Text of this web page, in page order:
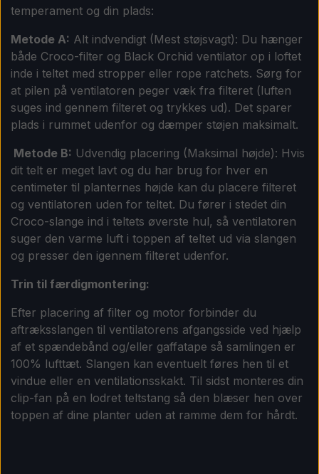
temperament og din plads:
Metode A: Alt indvendigt (Mest støjsvagt): Du hænger
både Croco-filter og Black Orchid ventilator op i loftet
inde i teltet med stropper eller rope ratchets. Sørg for
at pilen på ventilatoren peger væk fra filteret (luften
suges ind gennem filteret og trykkes ud). Det sparer
plads i rummet udenfor og dæmper støjen maksimalt.
Metode B: Udvendig placering (Maksimal højde): Hvis
dit telt er meget lavt og du har brug for hver en
centimeter til planternes højde kan du placere filteret
og ventilatoren uden for teltet. Du fører i stedet din
Croco-slange ind i teltets øverste hul, så ventilatoren
suger den varme luft i toppen af teltet ud via slangen
og presser den igennem filteret udenfor.
Trin til færdigmontering:
Efter placering af filter og motor forbinder du
aftræksslangen til ventilatorens afgangsside ved hjælp
af et spændebånd og/eller gaffatape så samlingen er
100% lufttæt. Slangen kan eventuelt føres hen til et
vindue eller en ventilationsskakt. Til sidst monteres din
clip-fan på en lodret teltstang så den blæser hen over
toppen af dine planter uden at ramme dem for hårdt.